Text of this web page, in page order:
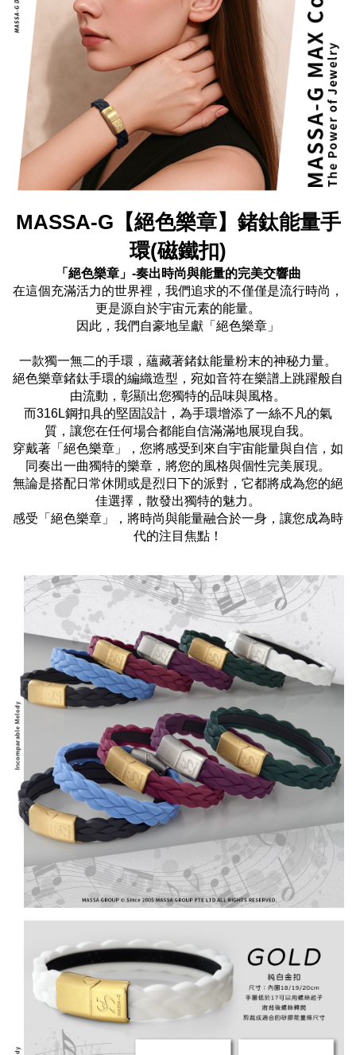
MASSA-G【絕色樂章】鍺鈦能量手
環(磁鐵扣)
「絕色樂章」-奏出時尚與能量的完美交響曲
在這個充滿活力的世界裡，我們追求的不僅僅是流行時尚，
更是源自於宇宙元素的能量。
因此，我們自豪地呈獻「絕色樂章」
一款獨一無二的手環，蘊藏著鍺鈦能量粉末的神秘力量。
絕色樂章鍺鈦手環的編織造型，宛如音符在樂譜上跳躍般自
由流動，彰顯出您獨特的品味與風格。
而316L鋼扣具的堅固設計，為手環增添了一絲不凡的氣
質，讓您在任何場合都能自信滿滿地展現自我。
穿戴著「絕色樂章」，您將感受到來自宇宙能量與自信，如
同奏出一曲獨特的樂章，將您的風格與個性完美展現。
無論是搭配日常休閒或是烈日下的派對，它都將成為您的絕
佳選擇，散發出獨特的魅力。
感受「絕色樂章」，將時尚與能量融合於一身，讓您成為時
代的注目焦點！